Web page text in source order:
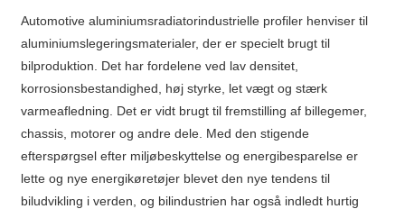
Automotive aluminiumsradiatorindustrielle profiler henviser til
aluminiumslegeringsmaterialer, der er specielt brugt til
bilproduktion. Det har fordelene ved lav densitet,
korrosionsbestandighed, høj styrke, let vægt og stærk
varmeafledning. Det er vidt brugt til fremstilling af billegemer,
chassis, motorer og andre dele. Med den stigende
efterspørgsel efter miljøbeskyttelse og energibesparelse er
lette og nye energikøretøjer blevet den nye tendens til
biludvikling i verden, og bilindustrien har også indledt hurtig